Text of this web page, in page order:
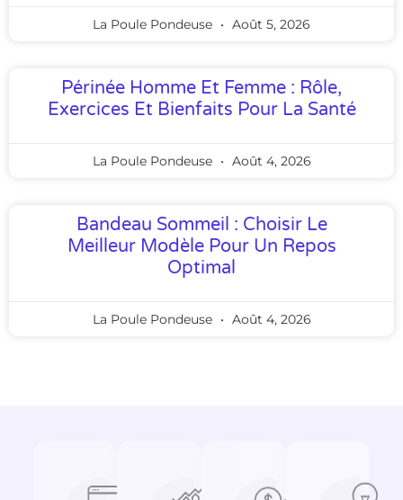
La Poule Pondeuse Août 5, 2026
Périnée Homme Et Femme : Rôle,
Exercices Et Bienfaits Pour La Santé
La Poule Pondeuse Août 4, 2026
Bandeau Sommeil : Choisir Le
Meilleur Modèle Pour Un Repos
Optimal
La Poule Pondeuse Août 4, 2026